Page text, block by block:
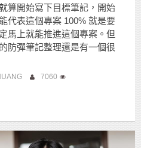
算開始寫下目標筆記，開始
代表這個專案 100% 就是要
馬上就能推進這個專案。但
防彈筆記整理還是有一個很
7060